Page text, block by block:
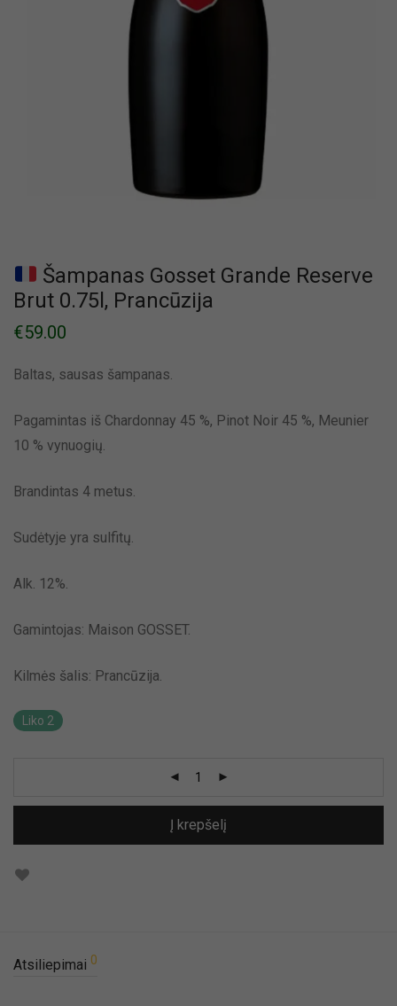
Šampanas Gosset Grande Reserve
Brut 0.75l, Prancūzija
€59.00
Baltas, sausas šampanas.
Pagamintas iš Chardonnay 45 %, Pinot Noir 45 %, Meunier
10 % vynuogių.
Brandintas 4 metus.
Sudėtyje yra sulfitų.
Alk. 12%.
Gamintojas: Maison GOSSET.
Kilmės šalis: Prancūzija.
Liko 2
Į krepšelį
Atsiliepimai 0